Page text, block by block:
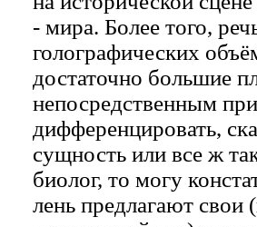
- мира. Более того,
голографических
достаточно большие
непосредственным
дифференцировать,
сущность или все ж
биолог, то могу
лень предлагают свои